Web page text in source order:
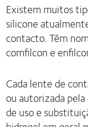
Existem muitos
silicone
contacto. Têm
comfilcon e
Cada lente de
ou autorizada pela
de uso e